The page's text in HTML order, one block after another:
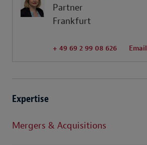
Partner
Frankfurt
+ 49 69 2 99 08 626 Email
Expertise
Mergers & Acquisitions